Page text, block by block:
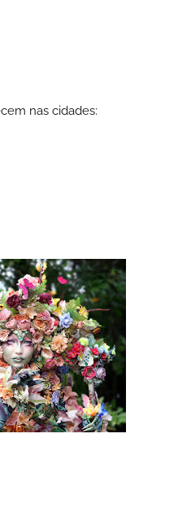
nas cidades: